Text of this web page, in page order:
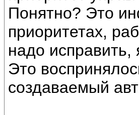
Понятно? Это
приоритетах,
надо исправить,
Это
создаваемый